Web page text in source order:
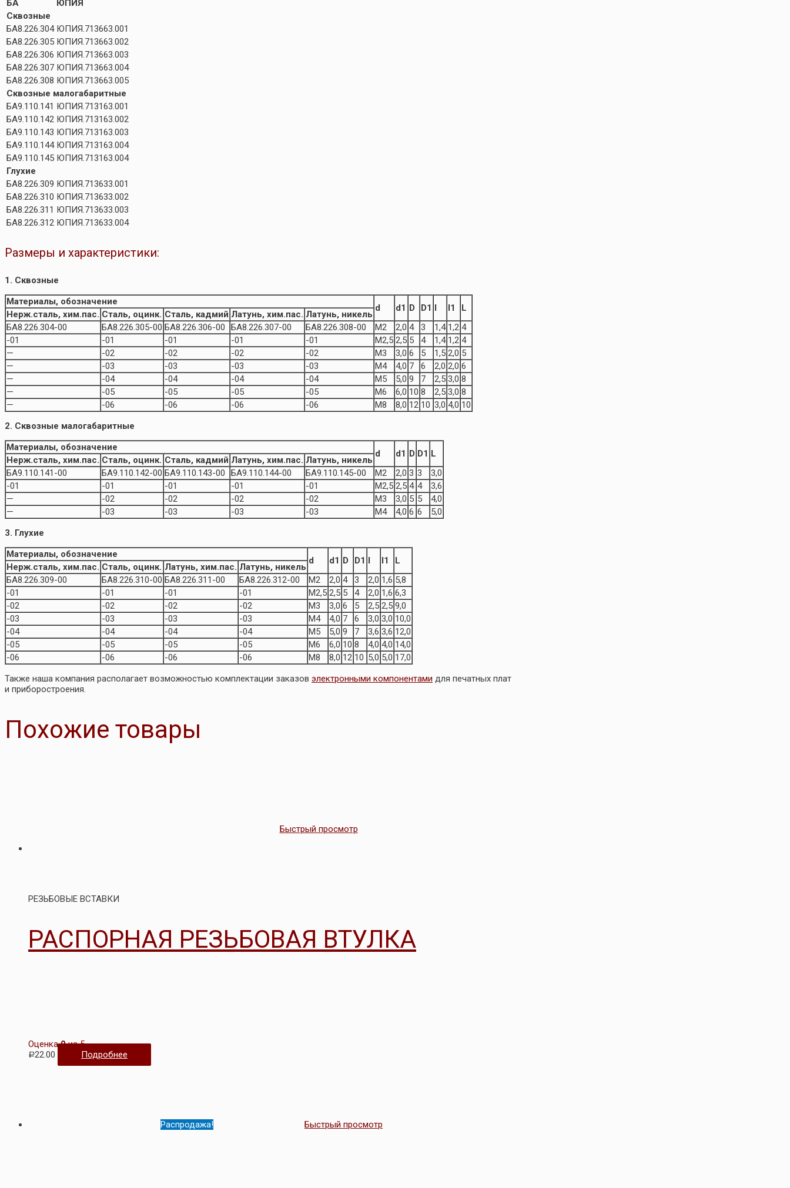
БА
ЮПИЯ
Сквозные
БА8.226.304 ЮПИЯ.713663.001
БА8.226.305 ЮПИЯ.713663.002
БА8.226.306 ЮПИЯ.713663.003
БА8.226.307 ЮПИЯ.713663.004
БА8.226.308 ЮПИЯ.713663.005
Сквозные малогабаритные
БА9.110.141 ЮПИЯ.713163.001
БА9.110.142 ЮПИЯ.713163.002
БА9.110.143 ЮПИЯ.713163.003
БА9.110.144 ЮПИЯ.713163.004
БА9.110.145 ЮПИЯ.713163.004
Глухие
БА8.226.309 ЮПИЯ.713633.001
БА8.226.310 ЮПИЯ.713633.002
БА8.226.311 ЮПИЯ.713633.003
БА8.226.312 ЮПИЯ.713633.004
Размеры и характеристики:
1. Сквозные
Материалы, обозначение
d d1 D D1 l1 L
Нерж.сталь, хим.пас. Сталь, оцинк. Сталь, кадмий Латунь, хим.пас. Латунь, никель
БА8.226.304-00
БА8.226.305-00 БА8.226.306-00 БА8.226.307-00 БА8.226.308-00 М2 2,0 4 3 1,4 1,2 4
-01
-01 -01 -01 -01 М2,5 2,5 5 4 1,4 1,2 4
—
-02 -02 -02 -02 М3 3,0 6 5 1,5 2,0 5
—
-03 -03 -03 -03 М4 4,0 7 6 2,0 2,0 6
—
-04 -04 -04 -04 М5 5,0 9 7 2,5 3,0 8
—
-05 -05 -05 -05 М6 6,0 10 8 2,5 3,0 8
—
-06 -06 -06 -06 М8 8,0 12 10 3,0 4,0 10
2. Сквозные малогабаритные
Материалы, обозначение
d d1 D D1 L
Нерж.сталь, хим.пас. Сталь, оцинк. Сталь, кадмий Латунь, хим.пас. Латунь, никель
БА9.110.141-00
БА9.110.142-00 БА9.110.143-00 БА9.110.144-00 БА9.110.145-00 М2 2,0 3 3
3,0
-01
-01 -01 -01 -01 М2,5 2,5 4 4
3,6
—
-02 -02 -02 -02 М3 3,0 5 5
4,0
—
-03 -03 -03 -03 М4 4,0 6 6
5,0
3. Глухие
Материалы, обозначение
d d1 D D1 l1 L
Нерж.сталь, хим.пас. Сталь, оцинк. Латунь, хим.пас. Латунь, никель
БА8.226.309-00
БА8.226.310-00 БА8.226.311-00 БА8.226.312-00 М2 2,0 4 3 2,0 1,6 5,8
-01
-01 -01 -01 М2,5 2,5 5 4 2,0 1,6 6,3
-02
-02 -02 -02 М3 3,0 6 5 2,5 2,5 9,0
-03
-03 -03 -03 М4 4,0 7 6 3,0 3,0 10,0
-04
-04 -04 -04 М5 5,0 9 7 3,6 3,6 12,0
-05
-05 -05 -05 М6 6,0 10 8 4,0 4,0 14,0
-06
-06 -06 -06 М8 8,0 12 10 5,0 5,0 17,0
Также наша компания располагает возможностью комплектации заказов электронными компонентами для печатных плат
и приборостроения.
Похожие товары
Быстрый просмотр
РЕЗЬБОВЫЕ ВСТАВКИ
РАСПОРНАЯ РЕЗЬБОВАЯ ВТУЛКА
Оценка0из 5
Р22.00 Подробнее
Распродажа! Быстрый просмотр